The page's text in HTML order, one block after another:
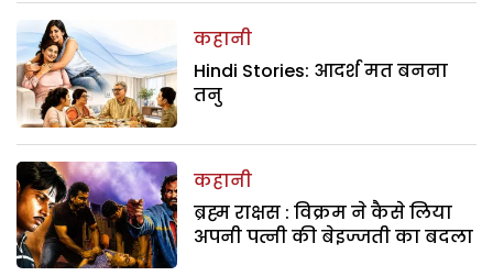
कहानी
Hindi Stories: आदर्श मत बनना
तनु
कहानी
ब्रह्म राक्षस : विक्रम ने कैसे लिया
अपनी पत्नी की बेइज्जती का बदला